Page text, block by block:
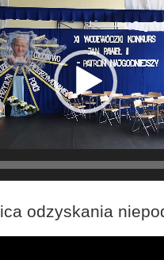
odzyskania